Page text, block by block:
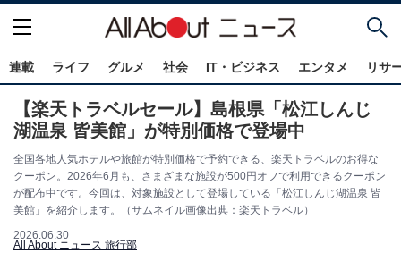
連載 ライフ グルメ 社会 IT・ビジネス エンタメ リサ
【楽天トラベルセール】島根県「松江しんじ
湖温泉 皆美館」が特別価格で登場中
全国各地人気ホテルや旅館が特別価格で予約できる、楽天トラベルのお得な
クーポン。2026年6月も、さまざまな施設が500円オフで利用できるクーポン
が配布中です。今回は、対象施設として登場している「松江しんじ湖温泉 皆
美館」を紹介します。（サムネイル画像出典：楽天トラベル）
2026.06.30
All About ニュース 旅行部